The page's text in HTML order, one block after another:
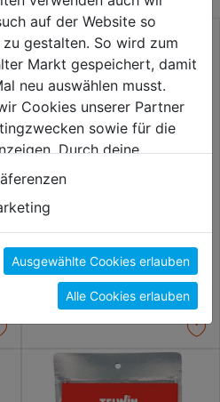
4,99€
auf der Website so
gestalten. So wird zum
Markt gespeichert, damit
neu auswählen musst.
Cookies unserer Partner
sowie für die
Durch deine
von Drittanbieter,
USA, verarbeitet.
erlauben" stimmst du
zu. Unter "Details
Infos zu den
unter "Cookies
auswählen, welche Cookies
welche nicht.
du in unserer
Ausgewählte Cookies erlauben
Alle Cookies erlauben